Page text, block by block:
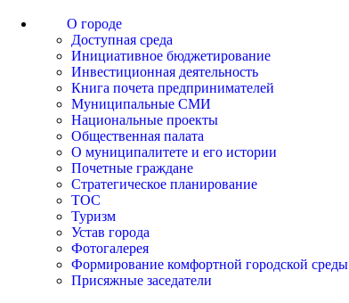
О городе
Доступная среда
Инициативное бюджетирование
Инвестиционная деятельность
Книга почета предпринимателей
Муниципальные СМИ
Национальные проекты
Общественная палата
О муниципалитете и его истории
Почетные граждане
Стратегическое планирование
ТОС
Туризм
Устав города
Фотогалерея
Формирование комфортной городской среды
Присяжные заседатели